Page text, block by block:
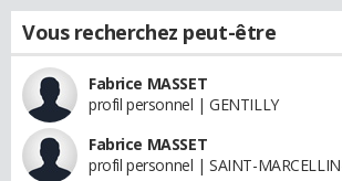
Vous recherchez peut-être
Fabrice MASSET
profil personnel | GENTILLY
Fabrice MASSET
profil personnel | SAINT-